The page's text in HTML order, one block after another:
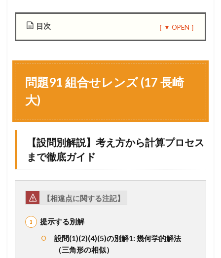
目次
9
1
組
合
レ
ズ
1
7
長
崎
1.1
設
問
問題91 組合せレンズ (17 長崎
大)
【設問別解説】考え方から計算プロセス
まで徹底ガイド
【相違点に関する注記】
提示する別解
設問(1)(2)(4)(5)の別解1: 幾何学的解法
（三角形の相似）